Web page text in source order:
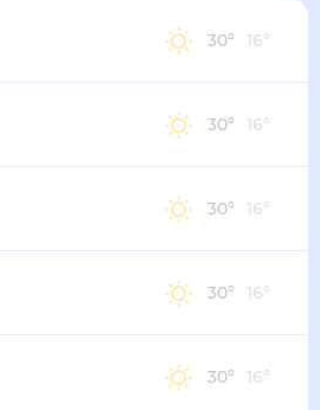
30° 16°
30° 16°
30° 16°
30° 16°
30° 16°